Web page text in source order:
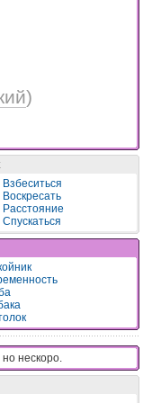
)
Взбеситься
Воскресать
Расстояние
Спускаться
нecкopo.